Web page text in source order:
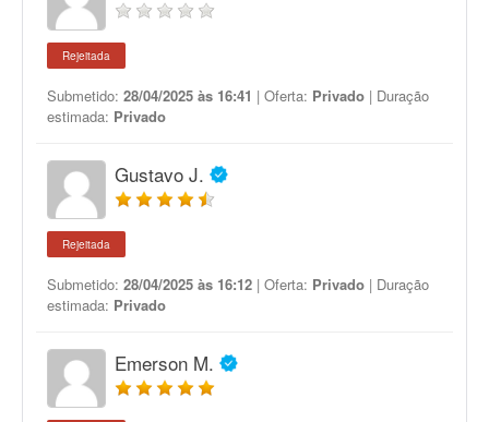
Rejeitada
Submetido: 28/04/2025 às 16:41 | Oferta: Privado | Duração
estimada: Privado
Gustavo J.
Rejeitada
Submetido: 28/04/2025 às 16:12 | Oferta: Privado | Duração
estimada: Privado
Emerson M.